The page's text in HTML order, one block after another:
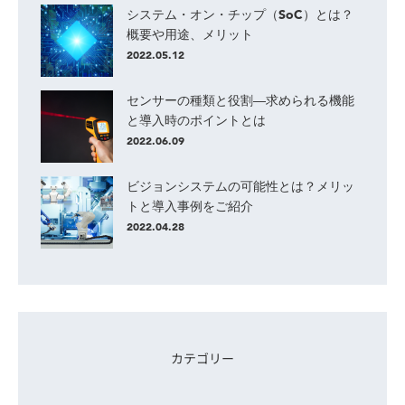
システム・オン・チップ（SoC）とは？
概要や用途、メリット
2022.05.12
センサーの種類と役割―求められる機能
と導入時のポイントとは
2022.06.09
ビジョンシステムの可能性とは？メリッ
トと導入事例をご紹介
2022.04.28
カテゴリー